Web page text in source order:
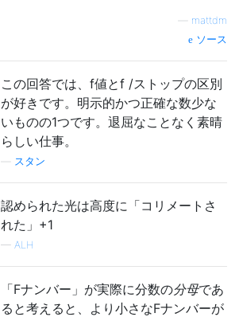
mattdm
ソース
この回答では、f値とf /ストップの区別
が好きです。明示的かつ正確な数少な
いものの1つです。退屈なことなく素晴
らしい仕事。
スタン
認められた光は高度に「コリメートさ
れた」+1
— ALH
「Fナンバー」が実際に分数の分母であ
ると考えると、より小さなFナンバーが